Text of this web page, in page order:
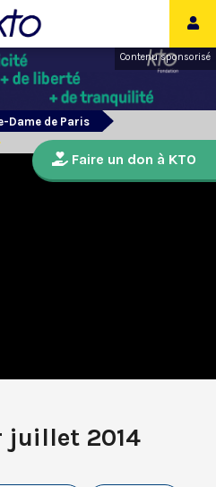
Contenu sponsorisé
Dame de Paris
juillet 2014
Faire un don à KTO